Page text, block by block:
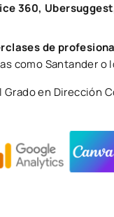
360,
de
como Santander o
en Dirección